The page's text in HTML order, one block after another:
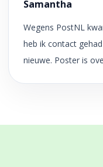
Samantha
Wegens PostNL
heb ik contact
nieuwe. Poster is